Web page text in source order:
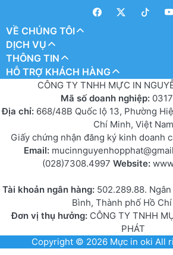
VỀ CHÚNG TÔI
DỊCH VỤ
THÔNG TIN
HỖ TRỢ KHÁCH HÀNG
CÔNG TY TNHH MỰC IN
Mã số doanh nghiệp:
Địa chỉ: 668/48B Quốc lộ 13, Phường
Chí Minh, Việt Nam
Giấy chứng nhận đăng ký kinh doanh
Email:
(028)7308.4997 Website:
Tài khoản ngân hàng: 502.289.88.
Bình, Thành phố Hồ
Đơn vị thụ hưởng:CÔNG TY TNHH
PHÁT
Copyright © 2026 Mực in oki All